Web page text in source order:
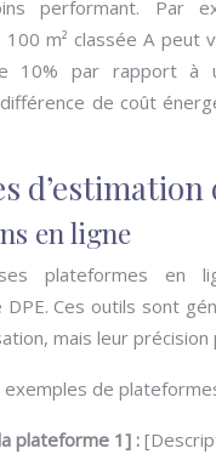
performant. Par
100 m² classée A peut
10% par rapport à
différence de coût
d’estimation
en ligne
plateformes en
DPE. Ces outils sont
mais leur
exemples de
plateforme 1] :